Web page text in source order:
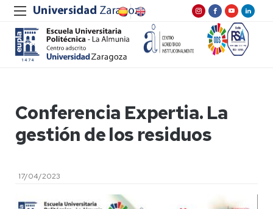
Conferencia Expertia. La
gestión de los residuos
17/04/2023